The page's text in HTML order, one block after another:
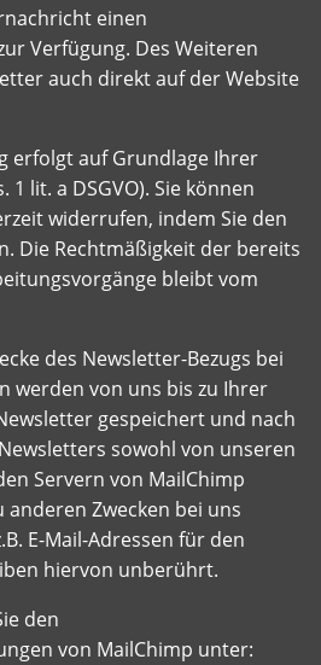
einen
Verfügung. Des Weiteren
auch direkt auf der Website
erfolgt auf Grundlage Ihrer
1 lit. a DSGVO). Sie können
widerrufen, indem Sie den
Die Rechtmäßigkeit der bereits
bleibt vom
des Newsletter-Bezugs bei
werden von uns bis zu Ihrer
gespeichert und nach
sowohl von unseren
Servern von MailChimp
anderen Zwecken bei uns
E-Mail-Adressen für den
hiervon unberührt.
den
von MailChimp unter: